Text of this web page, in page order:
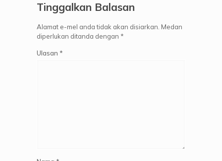
Tinggalkan Balasan
Alamat e-mel anda tidak akan disiarkan. Medan
diperlukan ditanda dengan *
Ulasan *